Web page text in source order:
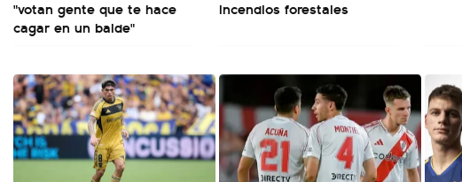
"votan gente que te hace
cagar en un balde"
incendios forestales